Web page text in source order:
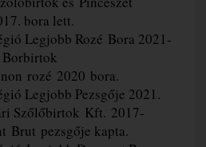
bora lett.
Legjobb Rozé Bora 2021-
Borbirtok
rozé 2020 bora.
Legjobb Pezsgője 2021.
Szőlőbirtok Kft. 2017-
Brut pezsgője kapta.